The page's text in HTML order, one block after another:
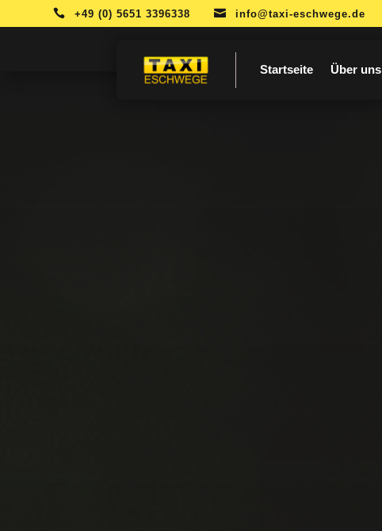
 +49 (0) 5651 3396338  info@taxi-eschwege.de
Startseite Über uns